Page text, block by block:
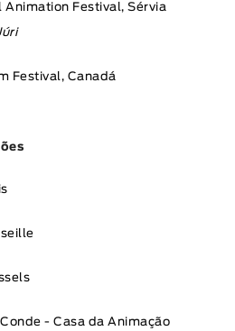
Festival, Sérvia
Festival, Canadá
- Casa da Animação